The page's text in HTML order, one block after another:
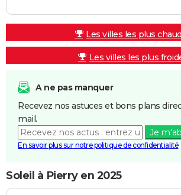
Les villes les plus
Les villes les plus
A ne pas manquer
Recevez nos astuces et bons plans
mail.
Je
En savoir plus sur notre politique de confidentialité
Soleil à Pierry en 2025